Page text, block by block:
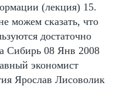
(лекция) 15.
можем сказать, что
достаточно
Сибирь 08 Янв 2008
экономист
Ярослав Лисоволик